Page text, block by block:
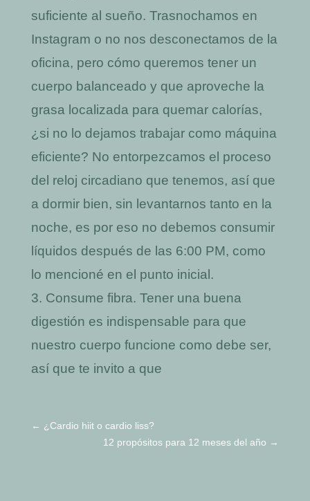
suficiente al sueño. Trasnochamos en
Instagram o no nos desconectamos de la
oficina, pero cómo queremos tener un
cuerpo balanceado y que aproveche la
grasa localizada para quemar calorías,
¿si no lo dejamos trabajar como máquina
eficiente? No entorpezcamos el proceso
del reloj circadiano que tenemos, así que
a dormir bien, sin levantarnos tanto en la
noche, es por eso no debemos consumir
líquidos después de las 6:00 PM, como
lo mencioné en el punto inicial.
Consume fibra. Tener una buena
digestión es indispensable para que
nuestro cuerpo funcione como debe ser,
así que te invito a que
← ¿Cardio hiit o cardio liss?
12 propósitos para 12 meses del año →